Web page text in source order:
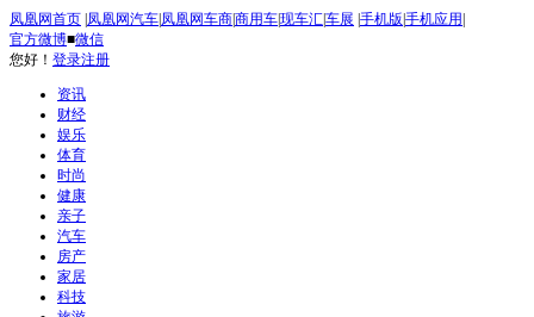
凤凰网首页 凤凰网汽车 凤凰网车商商用车现车汇车展 手机版 手机应用
官方微博■微信
您好！ 登录注册
资讯
财经
娱乐
体育
时尚
健康
亲子
汽车
房产
家居
科技